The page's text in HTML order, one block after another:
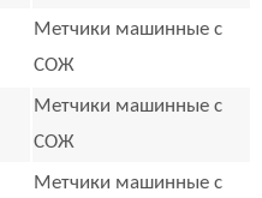
Метчики машинные с
СОЖ
Метчики машинные с
СОЖ
Метчики машинные с